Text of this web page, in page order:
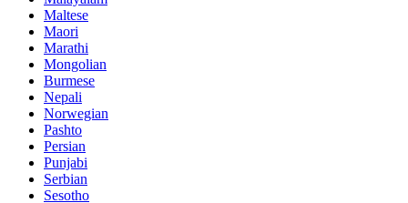
Maltese
Maori
Marathi
Mongolian
Burmese
Nepali
Norwegian
Pashto
Persian
Punjabi
Serbian
Sesotho